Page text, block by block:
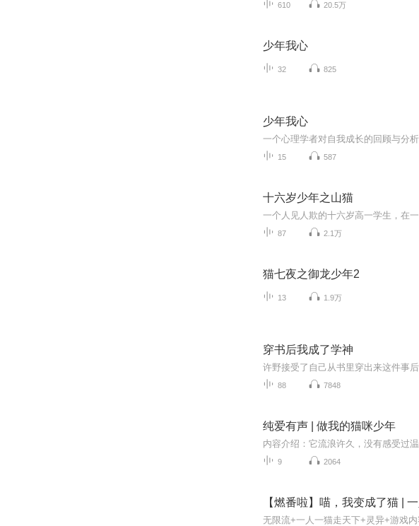
610 20.5万
少年我心
32 825
少年我心
一个心理学者对自我成长的回顾与分析
15 587
十六岁少年之山猫
87 2.1万
猫七夜之御龙少年2
13 1.9万
穿书后我成了学神
88 7848
纯爱有声 | 做我的猫咪少年
9 2064
【燃番啦】喵，我变成了猫 |